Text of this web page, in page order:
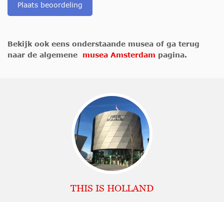
Plaats beoordeling
Bekijk ook eens onderstaande musea of ga terug
naar de algemene musea Amsterdam pagina.
THIS IS HOLLAND